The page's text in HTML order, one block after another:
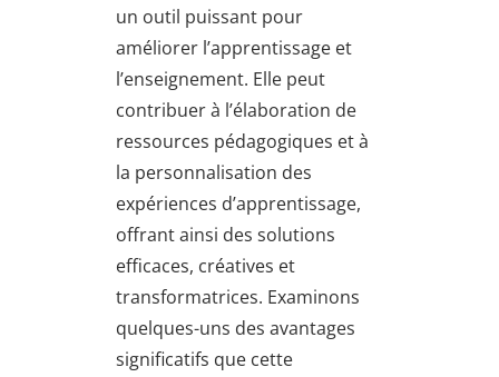
un outil puissant pour
améliorer l’apprentissage et
l’enseignement. Elle peut
contribuer à l’élaboration de
ressources pédagogiques et à
la personnalisation des
expériences d’apprentissage,
offrant ainsi des solutions
efficaces, créatives et
transformatrices. Examinons
quelques-uns des avantages
significatifs que cette